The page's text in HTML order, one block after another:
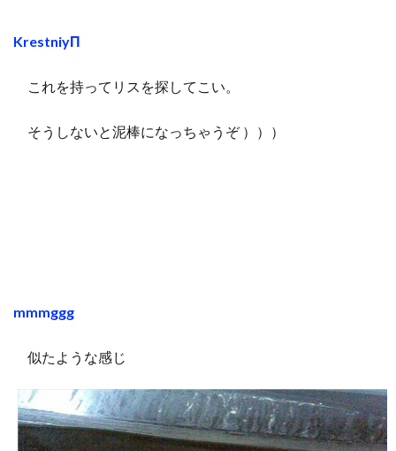
KrestniyП
これを持ってリスを探してこい。
そうしないと泥棒になっちゃうぞ ）））
mmmggg
似たような感じ